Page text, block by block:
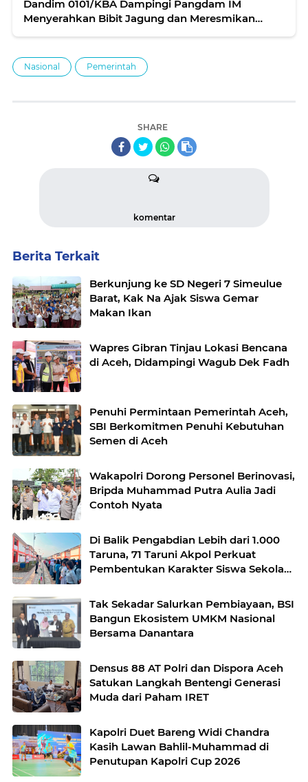
Dandim 0101/KBA Dampingi Pangdam IM
Menyerahkan Bibit Jagung dan Meresmikan
Nasional Pemerintah
SHARE
komentar
Berita Terkait
Berkunjung ke SD Negeri 7 Simeulue
Barat, Kak Na Ajak Siswa Gemar
Makan Ikan
Wapres Gibran Tinjau Lokasi Bencana
di Aceh, Didampingi Wagub Dek Fadh
Penuhi Permintaan Pemerintah Aceh,
SBI Berkomitmen Penuhi Kebutuhan
Semen di Aceh
Wakapolri Dorong Personel Berinovasi,
Bripda Muhammad Putra Aulia Jadi
Contoh Nyata
Di Balik Pengabdian Lebih dari 1.000
Taruna, 71 Taruni Akpol Perkuat
Pembentukan Karakter Siswa Sekolah
Tak Sekadar Salurkan Pembiayaan, BSI
Bangun Ekosistem UMKM Nasional
Bersama Danantara
Densus 88 AT Polri dan Dispora Aceh
Satukan Langkah Bentengi Generasi
Muda dari Paham IRET
Kapolri Duet Bareng Widi Chandra
Kasih Lawan Bahlil-Muhammad di
Penutupan Kapolri Cup 2026